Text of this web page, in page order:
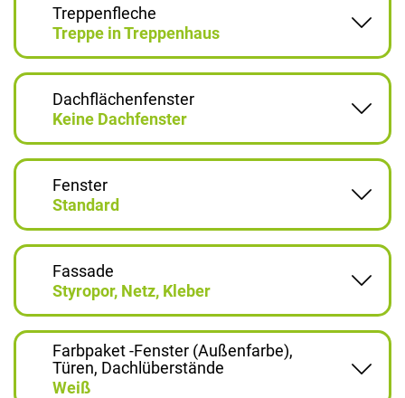
Treppenfleche
Treppe in Treppenhaus
Dachflächenfenster
Keine Dachfenster
Fenster
Standard
Fassade
Styropor, Netz, Kleber
Farbpaket -Fenster (Außenfarbe),
Türen, Dachlüberstände
Weiß